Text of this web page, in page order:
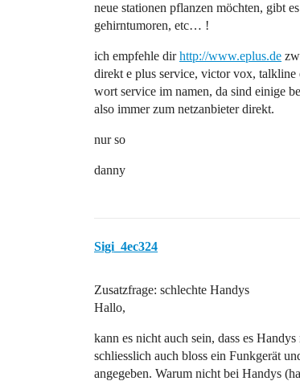
neue stationen pflanzen möchten, gibt
gehirntumoren, etc… !
ich empfehle dirhttp://www.eplus.de
direkt e plus service, victor vox, talkline
wort service im namen, da sind einige
also immer zum netzanbieter direkt.
nur so
danny
Sigi_4ec324
Zusatzfrage: schlechte Handys
Hallo,
kann es nicht auch sein, dass es
schliesslich auch bloss ein Funkgerät
angegeben. Warum nicht bei Handys